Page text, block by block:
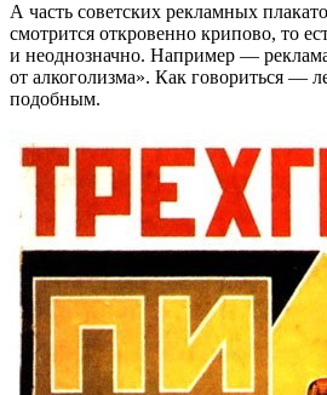
А часть советских рекламных
смотрится откровенно крипово, то
и неоднозначно. Например —
от алкоголизма». Как говориться —
подобным.